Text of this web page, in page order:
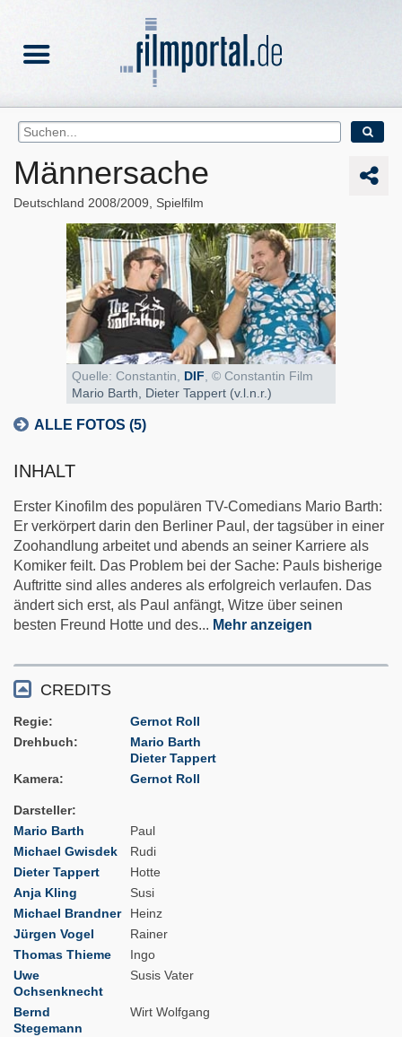
Männersache
Deutschland 2008/2009 Spielfilm
Quelle: Constantin, DIF , © Constantin Film
Mario Barth, Dieter Tappert (v.l.n.r.)
ALLE FOTOS (5)
INHALT
Erster Kinofilm des populären TV-Comedians Mario Barth:
Er verkörpert darin den Berliner Paul, der tagsüber in einer
Zoohandlung arbeitet und abends an seiner Karriere als
Komiker feilt. Das Problem bei der Sache: Pauls bisherige
Auftritte sind alles anderes als erfolgreich verlaufen. Das
ändert sich erst, als Paul anfängt, Witze über seinen
besten Freund Hotte und des... Mehr anzeigen
CREDITS
Regie
Gernot Roll
Drehbuch
Mario Barth
Dieter Tappert
Kamera
Gernot Roll
Darsteller
Mario Barth
Paul
Michael Gwisdek
Rudi
Dieter Tappert
Hotte
Anja Kling
Susi
Michael Brandner
Heinz
Jürgen Vogel
Rainer
Thomas Thieme
Ingo
Uwe
Ochsenknecht
Susis Vater
Bernd
Stegemann
Wirt Wolfgang